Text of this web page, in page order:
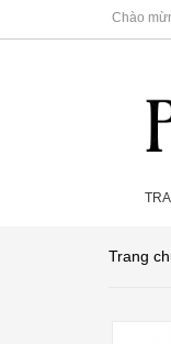
Chào
Trang